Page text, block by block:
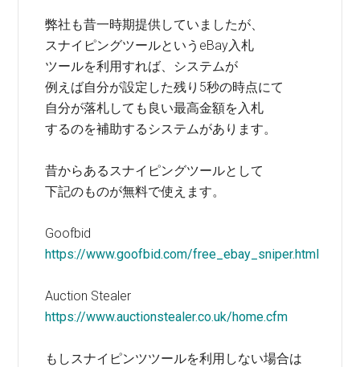
弊社も昔一時期提供していましたが、
スナイピングツールというeBay入札
ツールを利用すれば、システムが
例えば自分が設定した残り5秒の時点にて
自分が落札しても良い最高金額を入札
するのを補助するシステムがあります。
昔からあるスナイピングツールとして
下記のものが無料で使えます。
Goofbid
https://www.goofbid.com/free_ebay_sniper.html
Auction Stealer
https://www.auctionstealer.co.uk/home.cfm
もしスナイピンツツールを利用しない場合は